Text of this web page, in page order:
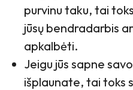
purvinu taku, tai
jūsų bendradarbis
apkalbėti.
Jeigu jūs sapne
išplaunate, tai toks